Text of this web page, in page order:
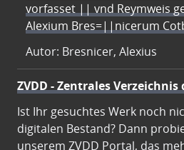
vorfasset || vnd Reymweis
Alexium Bres=||nicerum
Autor: Bresnicer, Alexius
ZVDD - Zentrales
Ist Ihr gesuchtes Werk noch
digitalen Bestand? Dann
unserem ZVDD Portal, das